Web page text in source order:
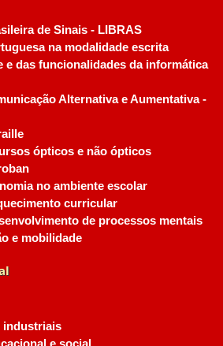
de Sinais - LIBRAS
na modalidade escrita
e das funcionalidades da informática
Alternativa e Aumentativa -
ópticos e não ópticos
no ambiente escolar
curricular
de processos mentais
e mobilidade
industriais